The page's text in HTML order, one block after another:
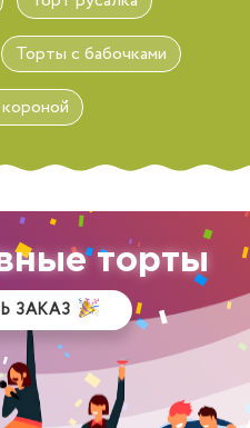
Торты с бабочками
торты
ЗАКАЗ